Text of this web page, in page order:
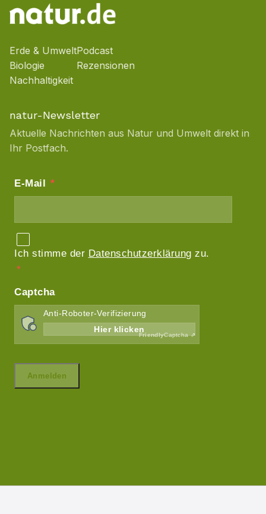
Erde & Umwelt
Biologie
Nachhaltigkeit
Podcast
Rezensionen
natur-Newsletter
Aktuelle Nachrichten aus Natur und Umwelt direkt in
Ihr Postfach.